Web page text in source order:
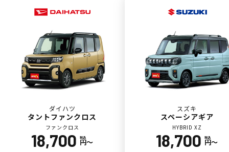
カードで支払い
普段のお買い物同様、お車の月々利用料をカ
ード払いが可能です。
ダイハツ
タントファンクロス
ファンクロス
18,700 税込
円〜
スズキ
スペーシアギア
HYBRID XZ
18,700 税込
円〜